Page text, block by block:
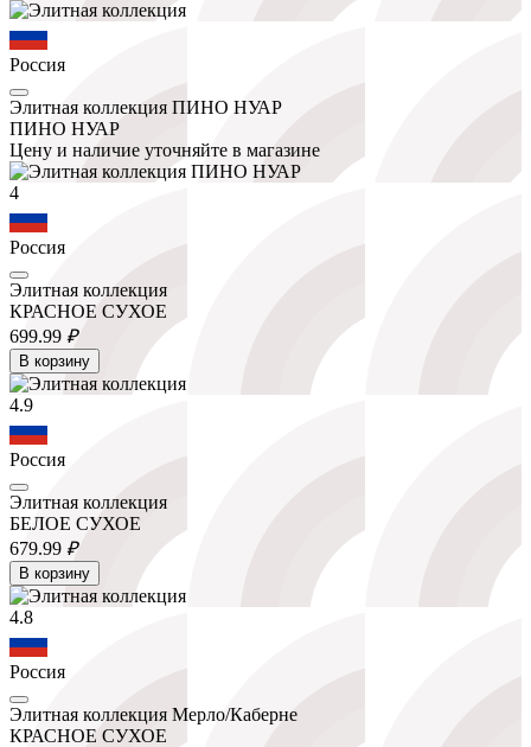
Россия
Элитная коллекция ПИНО НУАР
ПИНО НУАР
Цену и наличие уточняйте в магазине
4
Россия
Элитная коллекция
КРАСНОЕ СУХОЕ
699.99 ₽
В корзину
4.9
Россия
Элитная коллекция
БЕЛОЕ СУХОЕ
679.99 ₽
В корзину
4.8
Россия
Элитная коллекция Мерло/Каберне
КРАСНОЕ СУХОЕ